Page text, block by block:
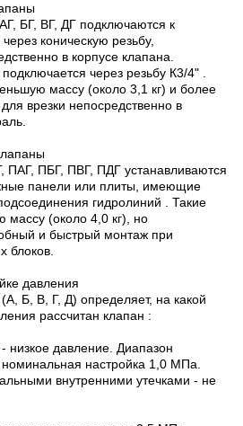
БГ, ВГ, ДГ подключаются к
коническую резьбу,
в корпусе клапана.
через резьбу К3/4" .
массу (около 3,1 кг) и более
врезки непосредственно в
ПАГ, ПБГ, ПВГ, ПДГ устанавливаются
панели или плиты, имеющие
гидролиний . Такие
(около 4,0 кг), но
и быстрый монтаж при
блоков.
давления
Б, В, Г, Д) определяет, на какой
рассчитан клапан :
давление. Диапазон
настройка 1,0 МПа.
внутренними утечками - не